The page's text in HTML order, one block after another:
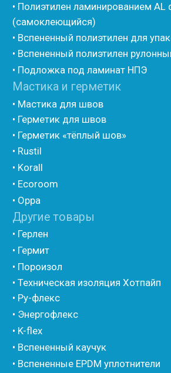
• Мат из вспененного полиэтилена Тепофол
• Трубная изоляция из вспененного полиэтилена
Тилит
• Трубная изоляция из вспененного полиэтилена
• Трубная изоляция из вспененного полиэтилена
Изотом
• Шнур базальтовый теплоизоляционный
• Компенсационный мат вспененного полиэтилена
• Утеплитель для труб из вспененного полиэтилена
• Уплотнительный шнур HOT ROD XL
• ПСУЛ
• Ultima
• Дихтунгсбанд
• Фиброволокно
• Уголки
• Евроблок ИзоТехпро
• Евроблок Isodom
• Евроблок Penoterm
• Евроблок Порилекс
• Евроблок Стенофон